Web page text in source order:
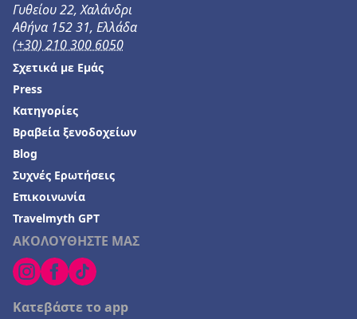
Γυθείου 22, Χαλάνδρι
Αθήνα 152 31, Ελλάδα
(+30) 210 300 6050
ΑΚΟΛΟΥΘΗΣΤΕ ΜΑΣ
Κατεβάστε το app
Σχετικά με Εμάς
Press
Κατηγορίες
Βραβεία ξενοδοχείων
Blog
Συχνές Ερωτήσεις
Επικοινωνία
Travelmyth GPT